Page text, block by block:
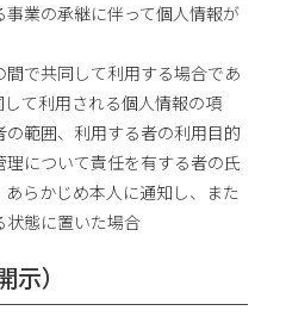
業の承継に伴って個人情報が
で共同して利用する場合であ
て利用される個人情報の項
範囲、利用する者の利用目的
理について責任を有する者の氏
らかじめ本人に通知し、また
状態に置いた場合
）